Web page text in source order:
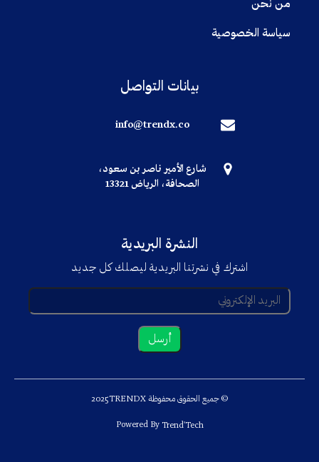
من نحن
سياسة الخصوصية
بيانات التواصل
info@trendx.co
شارع الأمير ناصر بن سعود،
الصحافة، الرياض 13321
النشرة البريدية
اشترك في نشرتنا البريدية ليصلك كل جديد
© جميع الحقوق محفوظة TRENDX 2025
Powered By Trend'Tech